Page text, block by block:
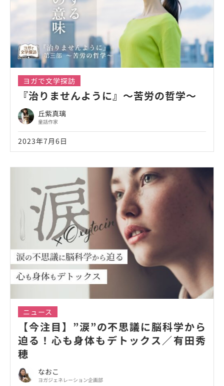
ヨガで文学探訪
『治りませんように』～苦労の哲学～
丘紫真璃
童話作家
2023年7月6日
ニュース
【今注目】”涙”の不思議に脳科学から
迫る！心も身体もデトックス／有田秀
穂
なおこ
ヨガジェネレーション企画部